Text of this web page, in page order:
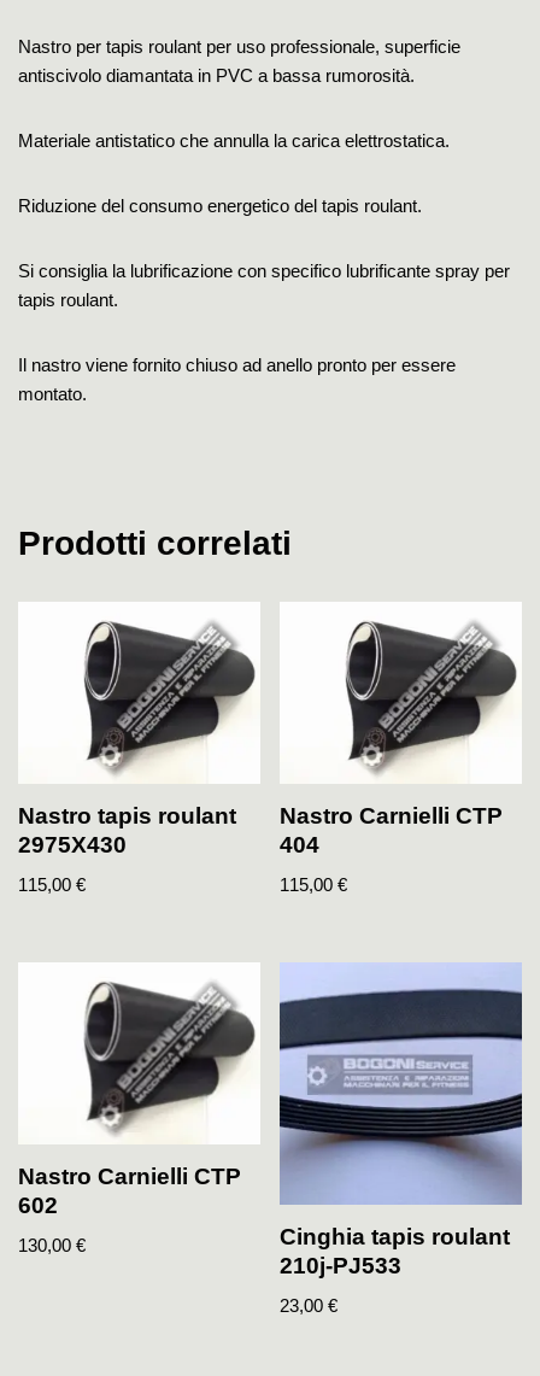
Nastro per tapis roulant per uso professionale, superficie
antiscivolo diamantata in PVC a bassa rumorosità.
Materiale antistatico che annulla la carica elettrostatica.
Riduzione del consumo energetico del tapis roulant.
Si consiglia la lubrificazione con specifico lubrificante spray per
tapis roulant.
Il nastro viene fornito chiuso ad anello pronto per essere
montato.
Prodotti correlati
Nastro tapis roulant
2975X430
115,00 €
Nastro Carnielli CTP
404
115,00€
Nastro Carnielli CTP
602
130,00 €
Cinghia tapis roulant
210j-PJ533
23,00€